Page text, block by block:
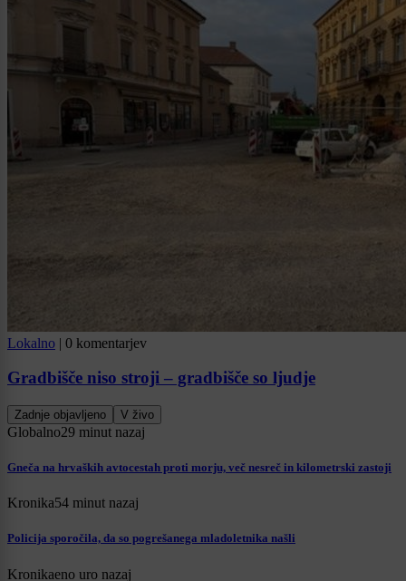
Lokalno | 0 komentarjev
Gradbišče niso stroji – gradbišče so ljudje
Zadnje objavljeno V živo
Globalno29 minut nazaj
Gneča na hrvaških avtocestah proti morju, več nesreč in kilometrski zastoji
Kronika54 minut nazaj
Policija sporočila, da so pogrešanega mladoletnika našli
Kronikaeno uro nazaj